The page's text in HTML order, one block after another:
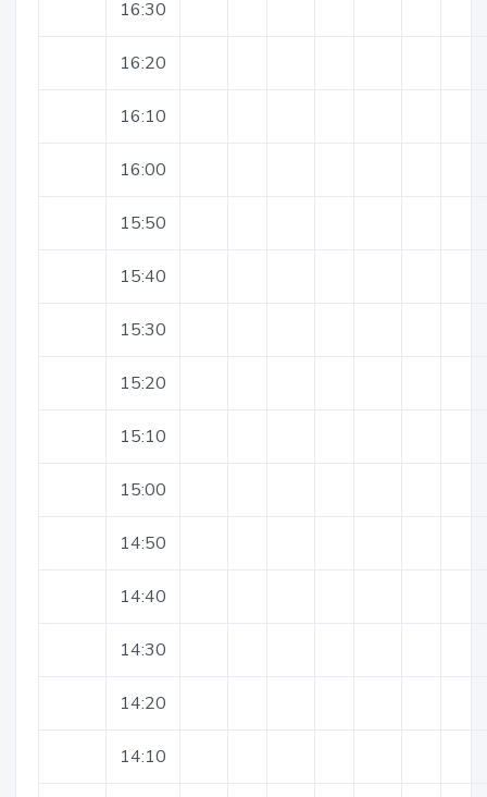
16:30
16:20
16:10
16:00
15:50
15:40
15:30
15:20
15:10
15:00
14:50
14:40
14:30
14:20
14:10